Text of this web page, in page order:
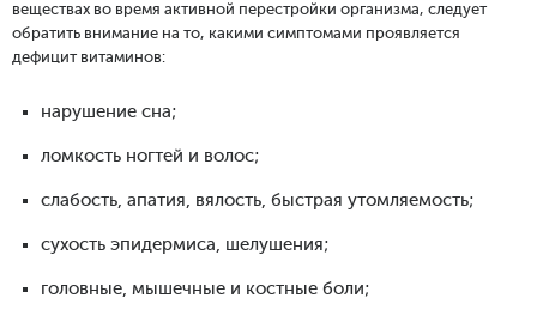
веществах во время активной перестройки организма, следует
обратить внимание на то, какими симптомами проявляется
дефицит витаминов:
нарушение сна;
ломкость ногтей и волос;
слабость, апатия, вялость, быстрая утомляемость;
сухость эпидермиса, шелушения;
головные, мышечные и костные боли;